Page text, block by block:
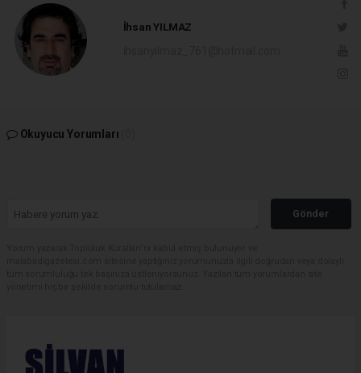
İhsan YILMAZ
Okuyucu Yorumları
Gönder